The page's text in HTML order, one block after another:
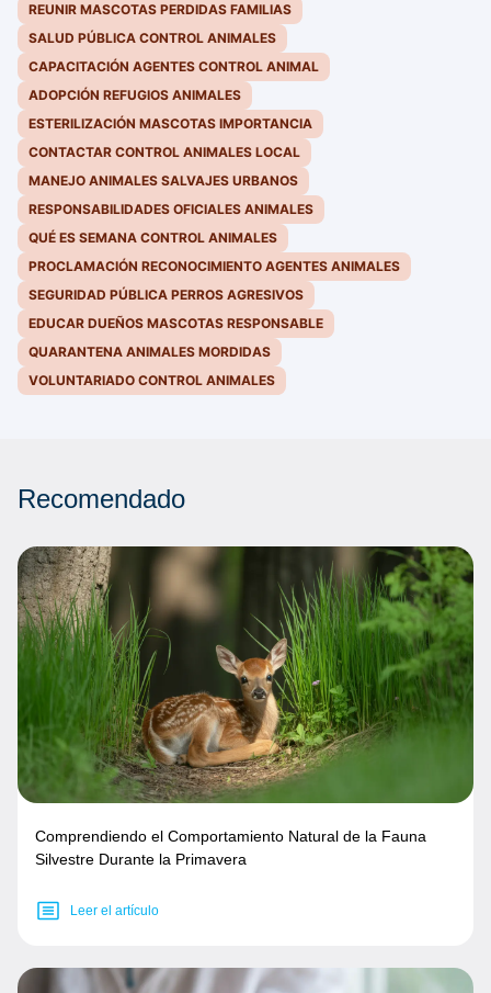
REUNIR MASCOTAS PERDIDAS FAMILIAS
SALUD PÚBLICA CONTROL ANIMALES
CAPACITACIÓN AGENTES CONTROL ANIMAL
ADOPCIÓN REFUGIOS ANIMALES
ESTERILIZACIÓN MASCOTAS IMPORTANCIA
CONTACTAR CONTROL ANIMALES LOCAL
MANEJO ANIMALES SALVAJES URBANOS
RESPONSABILIDADES OFICIALES ANIMALES
QUÉ ES SEMANA CONTROL ANIMALES
PROCLAMACIÓN RECONOCIMIENTO AGENTES ANIMALES
SEGURIDAD PÚBLICA PERROS AGRESIVOS
EDUCAR DUEÑOS MASCOTAS RESPONSABLE
QUARANTENA ANIMALES MORDIDAS
VOLUNTARIADO CONTROL ANIMALES
Recomendado
Comprendiendo el Comportamiento Natural de la Fauna
Silvestre Durante la Primavera
Leer el artículo